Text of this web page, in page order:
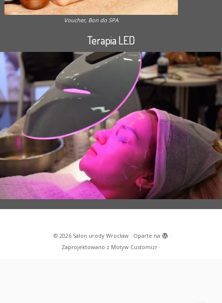
Voucher, Bon do SPA
Terapia LED
· © 2026 Salon urody Wrocław · Oparte na
·
Zaprojektowano z Motyw Customizr ·